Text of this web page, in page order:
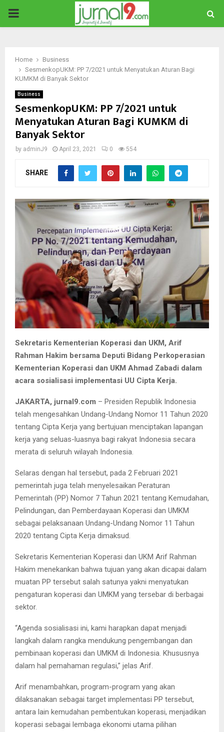
PRIMARY
Home
Business
SesmenkopUKM: PP 7/2021 untuk Menyatukan Aturan Bagi
KUMKM di Banyak Sektor
Business
SesmenkopUKM: PP 7/2021 untuk
Menyatukan Aturan Bagi KUMKM di
Banyak Sektor
by adminJ9 April 23, 2021 0 554
SHARE
Sekretaris Kementerian Koperasi dan UKM, Arif
Rahman Hakim bersama Deputi Bidang Perkoperasian
Kementerian Koperasi dan UKM Ahmad Zabadi dalam
acara sosialisasi implementasi UU Cipta Kerja.
JAKARTA, jurnal9.com – Presiden Republik Indonesia
telah mengesahkan Undang-Undang Nomor 11 Tahun 2020
tentang Cipta Kerja yang bertujuan menciptakan lapangan
kerja yang seluas-luasnya bagi rakyat Indonesia secara
merata di seluruh wilayah Indonesia.
Selaras dengan hal tersebut, pada 2 Februari 2021
pemerintah juga telah menyelesaikan Peraturan
Pemerintah (PP) Nomor 7 Tahun 2021 tentang Kemudahan,
Pelindungan, dan Pemberdayaan Koperasi dan UMKM
sebagai pelaksanaan Undang-Undang Nomor 11 Tahun
2020 tentang Cipta Kerja dimaksud.
Sekretaris Kementerian Koperasi dan UKM Arif Rahman
Hakim menekankan bahwa tujuan yang akan dicapai dalam
muatan PP tersebut salah satunya yakni menyatukan
pengaturan koperasi dan UMKM yang tersebar di berbagai
sektor.
“Agenda sosialisasi ini, kami harapkan dapat menjadi
langkah dalam rangka mendukung pengembangan dan
pembinaan koperasi dan UMKM di Indonesia. Khususnya
dalam hal pemahaman regulasi,” jelas Arif.
Arif menambahkan, program-program yang akan
dilaksanakan sebagai target implementasi PP tersebut,
antara lain kemudahan pembentukan koperasi, menjadikan
koperasi sebagai lembaga ekonomi utama pilihan